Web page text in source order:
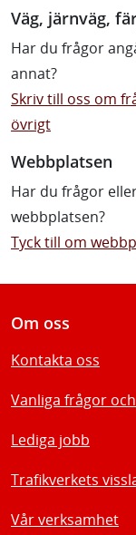
Väg, järnväg,
Har du frågor
annat?
Skriv till oss om
övrigt
Webbplatsen
Har du frågor
webbplatsen?
Tyck till om
Om oss
Kontakta oss
Vanliga frågor
Lediga jobb
Trafikverkets
Vår verksamhet